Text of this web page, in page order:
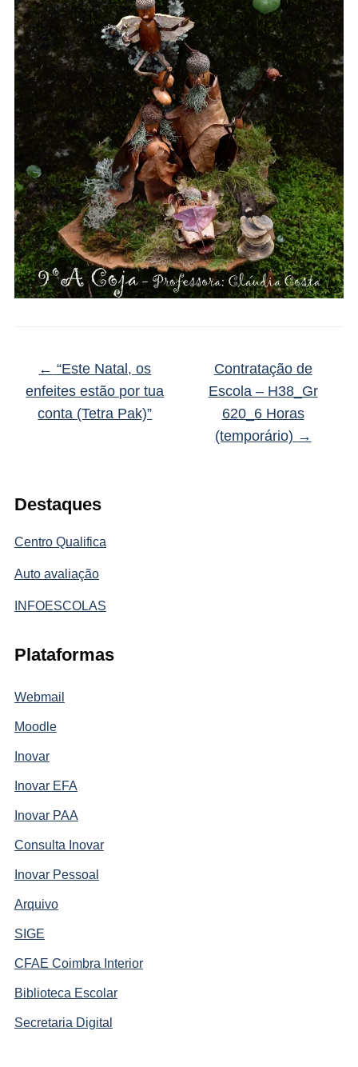
Destaques
Centro Qualifica
Auto avaliação
INFOESCOLAS
Plataformas
Webmail
Moodle
Inovar
Inovar EFA
Inovar PAA
Consulta Inovar
Inovar Pessoal
Arquivo
SIGE
CFAE Coimbra Interior
Biblioteca Escolar
Secretaria Digital
← “Este Natal, os
enfeites estão por tua
conta (Tetra Pak)”
Contratação de
Escola – H38_Gr
620_6 Horas
(temporário) →